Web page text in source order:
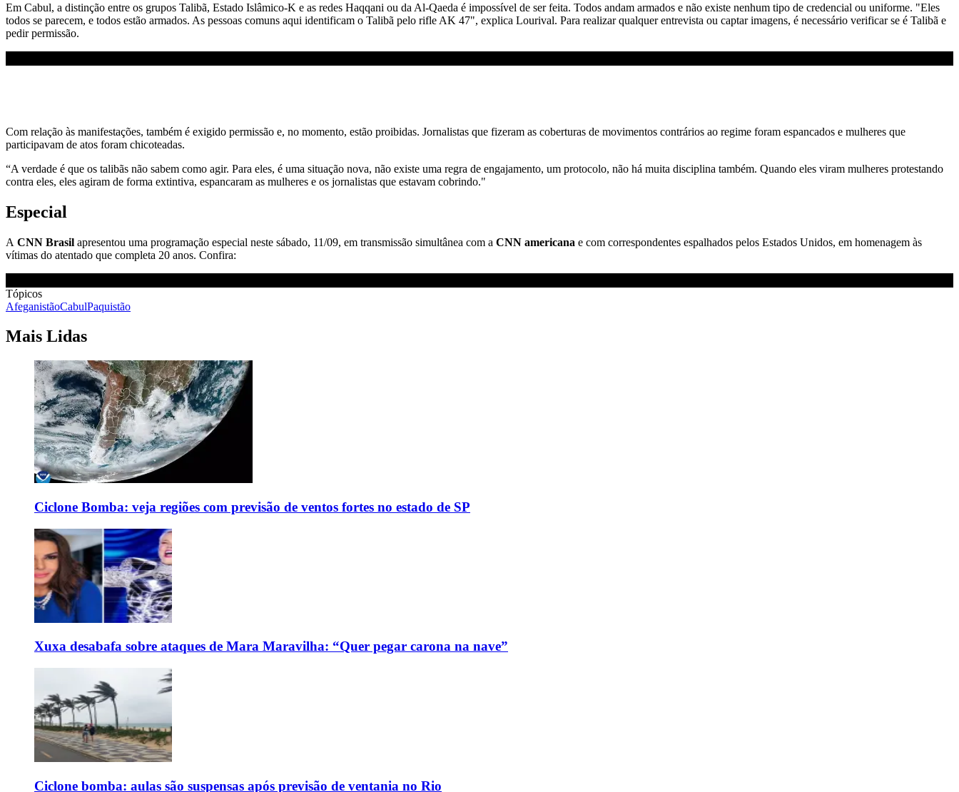
Em Cabul, a distinção entre os grupos Talibã, Estado Islâmico-K e as redes Haqqani ou da Al-Qaeda é impossível de ser feita. Todos andam armados e não existe nenhum tipo de credencial ou uniforme. "Eles
todos se parecem, e todos estão armados. As pessoas comuns aqui identificam o Talibã pelo rifle AK 47", explica Lourival. Para realizar qualquer entrevista ou captar imagens, é necessário verificar se é Talibã e
pedir permissão.
Com relação às manifestações, também é exigido permissão e, no momento, estão proibidas. Jornalistas que fizeram as coberturas de movimentos contrários ao regime foram espancados e mulheres que
participavam de atos foram chicoteadas.
“A verdade é que os talibãs não sabem como agir. Para eles, é uma situação nova, não existe uma regra de engajamento, um protocolo, não há muita disciplina também. Quando eles viram mulheres protestando
contra eles, eles agiram de forma extintiva, espancaram as mulheres e os jornalistas que estavam cobrindo."
Especial
A CNN Brasil apresentou uma programação especial neste sábado, 11/09, em transmissão simultânea com a CNN americana e com correspondentes espalhados pelos Estados Unidos, em homenagem às
vítimas do atentado que completa 20 anos. Confira:
Tópicos
AfeganistãoCabulPaquistão
Mais Lidas
Ciclone Bomba: veja regiões com previsão de ventos fortes no estado de SP
Xuxa desabafa sobre ataques de Mara Maravilha: “Quer pegar carona na nave”
Ciclone bomba: aulas são suspensas após previsão de ventania no Rio